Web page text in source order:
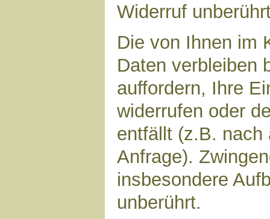
Widerruf
Die von Ihnen im
Daten verbleiben
auffordern, Ihre
widerrufen oder
entfällt (z.B. nach
Anfrage).
insbesondere
unberührt.